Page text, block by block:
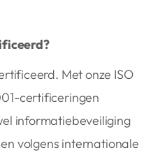
Met onze ISO
certificeringen
informatiebeveiliging
volgens internationale